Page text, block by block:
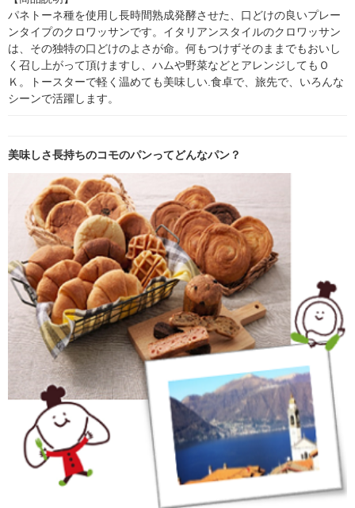
パネトーネ種を使用し長時間熟成発酵させた、口どけの良いプレー
ンタイプのクロワッサンです。イタリアンスタイルのクロワッサン
は、その独特の口どけのよさが命。何もつけずそのままでもおいし
く召し上がって頂けますし、ハムや野菜などとアレンジしてもＯ
Ｋ。トースターで軽く温めても美味しい.食卓で、旅先で、いろんな
シーンで活躍します。
美味しさ長持ちのコモのパンってどんなパン？